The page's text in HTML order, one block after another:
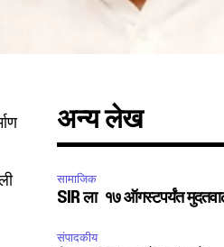
अन्य लेख
सामाजिक
SIR ला १७ ऑगस्टपर्यंत
संपादकीय